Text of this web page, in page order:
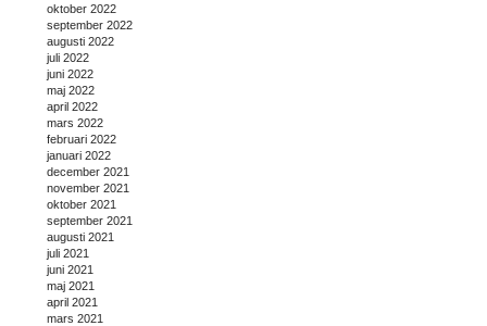
oktober 2022
september 2022
augusti 2022
juli 2022
juni 2022
maj 2022
april 2022
mars 2022
februari 2022
januari 2022
december 2021
november 2021
oktober 2021
september 2021
augusti 2021
juli 2021
juni 2021
maj 2021
april 2021
mars 2021